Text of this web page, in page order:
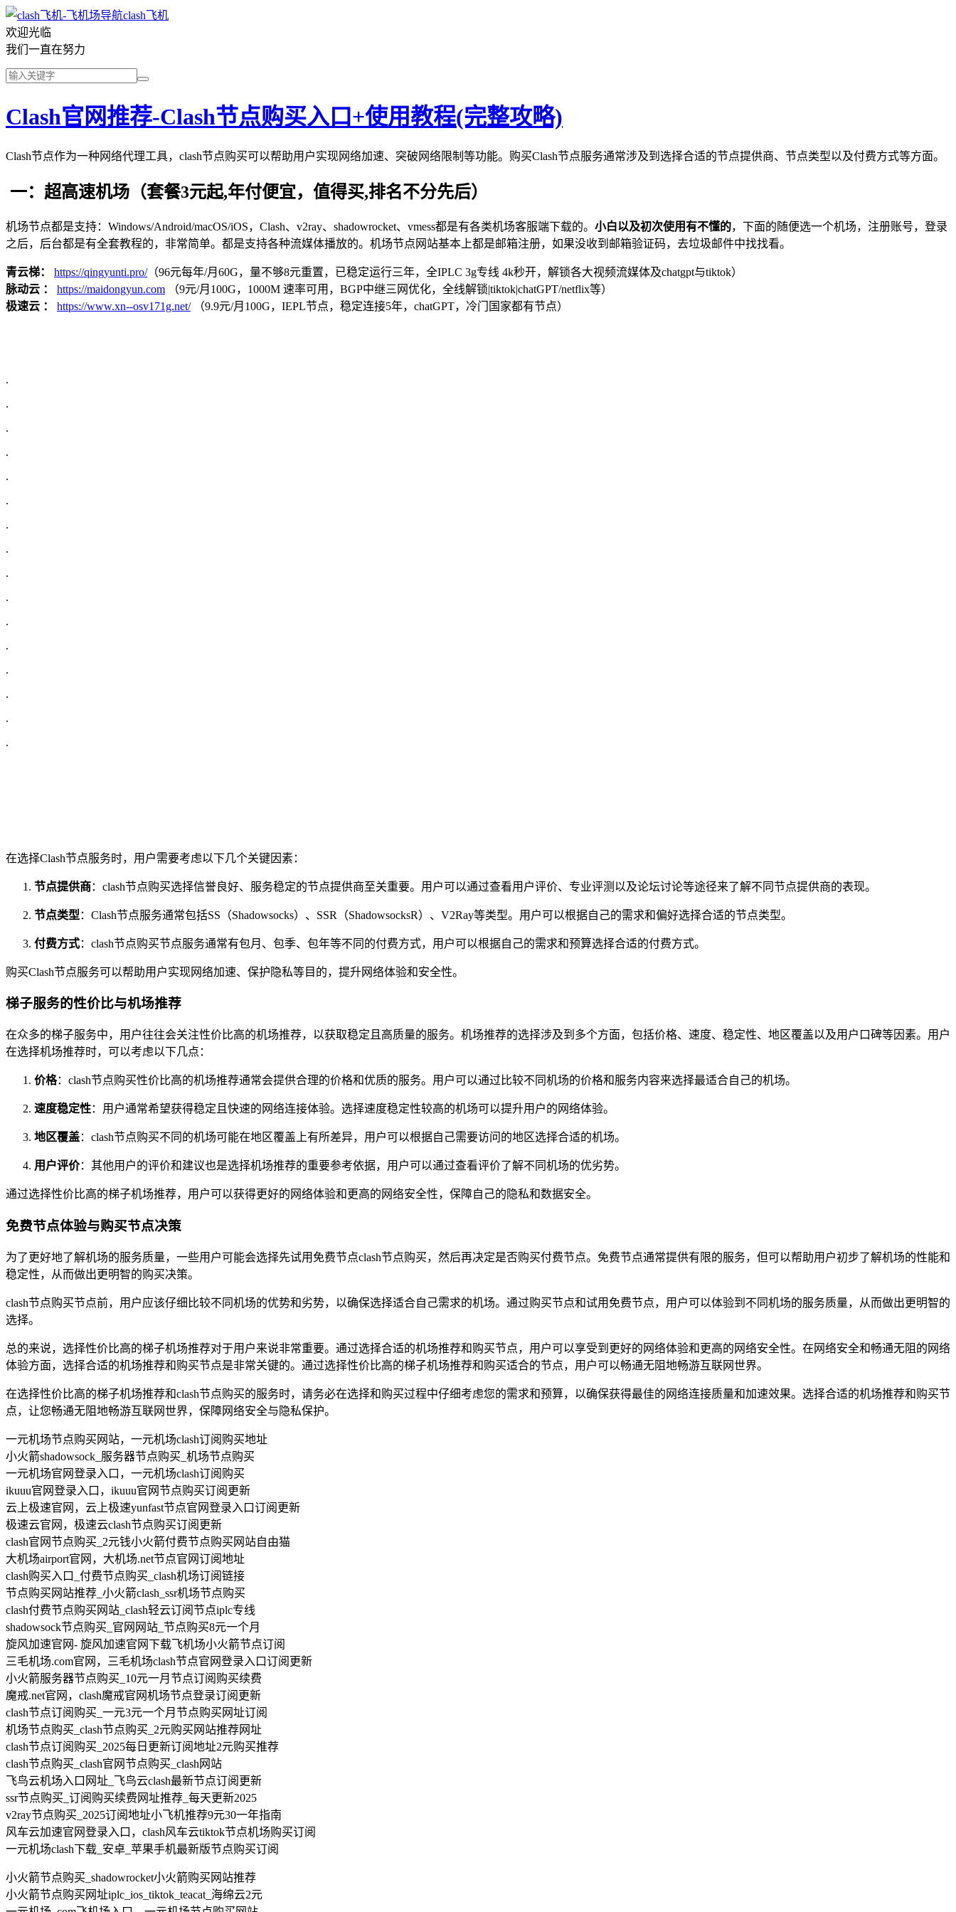
clash飞机
欢迎光临
我们一直在努力
Clash官网推荐-Clash节点购买入口+使用教程(完整攻略)
Clash节点作为一种网络代理工具，clash节点购买可以帮助用户实现网络加速、突破网络限制等功能。购买Clash节点服务通常涉及到选择合适的节点提供商、节点类型以及付费方式等方面。
一：超高速机场（套餐3元起,年付便宜，值得买,排名不分先后）
机场节点都是支持：Windows/Android/macOS/iOS，Clash、v2ray、shadowrocket、vmess都是有各类机场客服端下载的。 小白以及初次使用有不懂的，下面的随便选一个机场，注册账号，登录
之后，后台都是有全套教程的，非常简单。都是支持各种流媒体播放的。机场节点网站基本上都是邮箱注册，如果没收到邮箱验证码，去垃圾邮件中找找看。
青云梯： https://qingyunti.pro/（96元每年/月60G，量不够8元重置，已稳定运行三年，全IPLC 3g专线 4k秒开，解锁各大视频流媒体及chatgpt与tiktok）
脉动云 ：
https://maidongyun.com （9元/月100G，1000M 速率可用，BGP中继三网优化，全线解锁|tiktok|chatGPT/netflix等）
极速云 ：
https://www.xn--osv171g.net/（9.9元/月100G，IEPL节点，稳定连接5年，chatGPT，冷门国家都有节点）
.
.
.
.
.
.
.
.
.
.
.
.
.
.
.
.
在选择Clash节点服务时，用户需要考虑以下几个关键因素：
节点提供商：clash节点购买选择信誉良好、服务稳定的节点提供商至关重要。用户可以通过查看用户评价、专业评测以及论坛讨论等途径来了解不同节点提供商的表现。
节点类型 ：Clash节点服务通常包括SS（Shadowsocks）、SSR（ShadowsocksR）、V2Ray等类型。用户可以根据自己的需求和偏好选择合适的节点类型。
付费方式：clash节点购买节点服务通常有包月、包季、包年等不同的付费方式，用户可以根据自己的需求和预算选择合适的付费方式。
购买Clash节点服务可以帮助用户实现网络加速、保护隐私等目的，提升网络体验和安全性。
梯子服务的性价比与机场推荐
在众多的梯子服务中，用户往往会关注性价比高的机场推荐，以获取稳定且高质量的服务。机场推荐的选择涉及到多个方面，包括价格、速度、稳定性、地区覆盖以及用户口碑等因素。用户
在选择机场推荐时，可以考虑以下几点：
价格：clash节点购买性价比高的机场推荐通常会提供合理的价格和优质的服务。用户可以通过比较不同机场的价格和服务内容来选择最适合自己的机场。
速度稳定性：用户通常希望获得稳定且快速的网络连接体验。选择速度稳定性较高的机场可以提升用户的网络体验。
地区覆盖：clash节点购买不同的机场可能在地区覆盖上有所差异，用户可以根据自己需要访问的地区选择合适的机场。
用户评价：其他用户的评价和建议也是选择机场推荐的重要参考依据，用户可以通过查看评价了解不同机场的优劣势。
通过选择性价比高的梯子机场推荐，用户可以获得更好的网络体验和更高的网络安全性，保障自己的隐私和数据安全。
免费节点体验与购买节点决策
为了更好地了解机场的服务质量，一些用户可能会选择先试用免费节点clash节点购买，然后再决定是否购买付费节点。免费节点通常提供有限的服务，但可以帮助用户初步了解机场的性能和
稳定性，从而做出更明智的购买决策。
clash节点购买节点前，用户应该仔细比较不同机场的优势和劣势，以确保选择适合自己需求的机场。通过购买节点和试用免费节点，用户可以体验到不同机场的服务质量，从而做出更明智的
选择。
总的来说，选择性价比高的梯子机场推荐对于用户来说非常重要。通过选择合适的机场推荐和购买节点，用户可以享受到更好的网络体验和更高的网络安全性。在网络安全和畅通无阻的网络
体验方面，选择合适的机场推荐和购买节点是非常关键的。通过选择性价比高的梯子机场推荐和购买适合的节点，用户可以畅通无阻地畅游互联网世界。
在选择性价比高的梯子机场推荐和clash节点购买的服务时，请务必在选择和购买过程中仔细考虑您的需求和预算，以确保获得最佳的网络连接质量和加速效果。选择合适的机场推荐和购买节
点，让您畅通无阻地畅游互联网世界，保障网络安全与隐私保护。
一元机场节点购买网站，一元机场clash订阅购买地址
小火箭shadowsock_服务器节点购买_机场节点购买
一元机场官网登录入口，一元机场clash订阅购买
ikuuu官网登录入口，ikuuu官网节点购买订阅更新
云上极速官网，云上极速yunfast节点官网登录入口订阅更新
极速云官网，极速云clash节点购买订阅更新
clash官网节点购买_2元钱小火箭付费节点购买网站自由猫
大机场airport官网，大机场.net节点官网订阅地址
clash购买入口_付费节点购买_clash机场订阅链接
节点购买网站推荐_小火箭clash_ssr机场节点购买
clash付费节点购买网站_clash轻云订阅节点iplc专线
shadowsock节点购买_官网网站_节点购买8元一个月
旋风加速官网- 旋风加速官网下载飞机场小火箭节点订阅
三毛机场.com官网，三毛机场clash节点官网登录入口订阅更新
小火箭服务器节点购买_10元一月节点订阅购买续费
魔戒.net官网，clash魔戒官网机场节点登录订阅更新
clash节点订阅购买_一元3元一个月节点购买网址订阅
机场节点购买_clash节点购买_2元购买网站推荐网址
clash节点订阅购买_2025每日更新订阅地址2元购买推荐
clash节点购买_clash官网节点购买_clash网站
飞鸟云机场入口网址_飞鸟云clash最新节点订阅更新
ssr节点购买_订阅购买续费网址推荐_每天更新2025
v2ray节点购买_2025订阅地址小飞机推荐9元30一年指南
风车云加速官网登录入口，clash风车云tiktok节点机场购买订阅
一元机场clash下载_安卓_苹果手机最新版节点购买订阅
小火箭节点购买_shadowrocket小火箭购买网站推荐
小火箭节点购买网址iplc_ios_tiktok_teacat_海绵云2元